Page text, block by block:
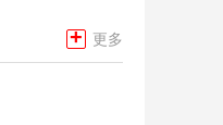
+ 更多